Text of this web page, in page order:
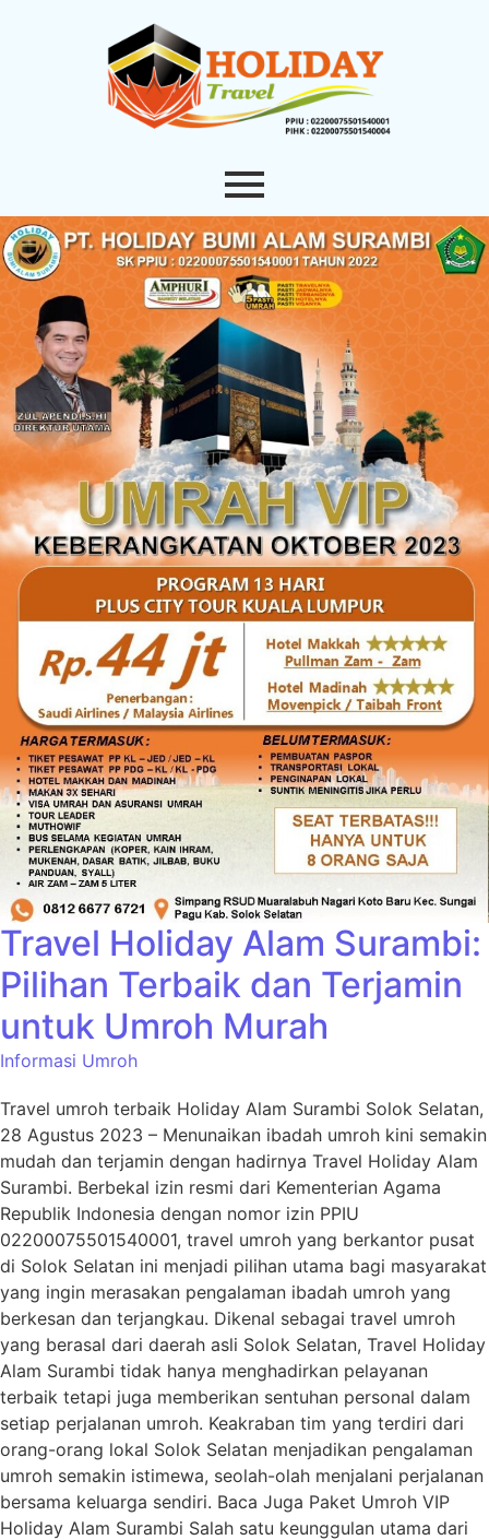
Travel Holiday Alam Surambi:
Pilihan Terbaik dan Terjamin
untuk Umroh Murah
Informasi Umroh
Travel umroh terbaik Holiday Alam Surambi Solok Selatan,
28 Agustus 2023 – Menunaikan ibadah umroh kini semakin
mudah dan terjamin dengan hadirnya Travel Holiday Alam
Surambi. Berbekal izin resmi dari Kementerian Agama
Republik Indonesia dengan nomor izin PPIU
02200075501540001, travel umroh yang berkantor pusat
di Solok Selatan ini menjadi pilihan utama bagi masyarakat
yang ingin merasakan pengalaman ibadah umroh yang
berkesan dan terjangkau. Dikenal sebagai travel umroh
yang berasal dari daerah asli Solok Selatan, Travel Holiday
Alam Surambi tidak hanya menghadirkan pelayanan
terbaik tetapi juga memberikan sentuhan personal dalam
setiap perjalanan umroh. Keakraban tim yang terdiri dari
orang-orang lokal Solok Selatan menjadikan pengalaman
umroh semakin istimewa, seolah-olah menjalani perjalanan
bersama keluarga sendiri. Baca Juga Paket Umroh VIP
Holiday Alam Surambi Salah satu keunggulan utama dari